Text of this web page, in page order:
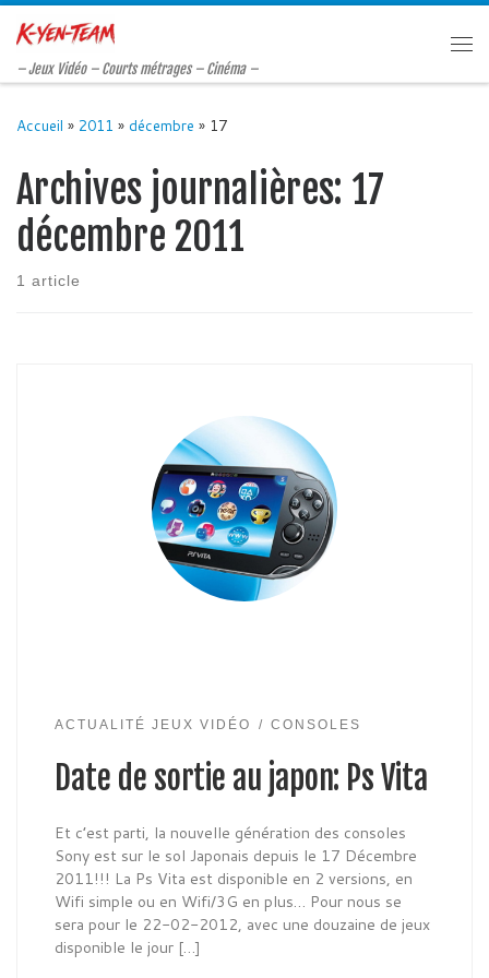
Passer au contenu
– Jeux Vidéo – Courts métrages – Cinéma –
Accueil » 2011 » décembre » 17
Archives journalières: 17
décembre 2011
1 article
ACTUALITÉ JEUX VIDÉO CONSOLES
Date de sortie au japon: Ps Vita
Et c’est parti, la nouvelle génération des consoles
Sony est sur le sol Japonais depuis le 17 Décembre
2011!!! La Ps Vita est disponible en 2 versions, en
Wifi simple ou en Wifi/3G en plus… Pour nous se
sera pour le 22-02-2012, avec une douzaine de jeux
disponible le jour […]